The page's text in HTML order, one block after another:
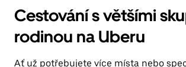
Cestování s většími
rodinou na Uberu
Ať už potřebujete více místa nebo